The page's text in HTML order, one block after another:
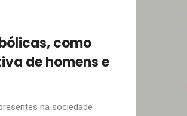
como
de homens e
na sociedade